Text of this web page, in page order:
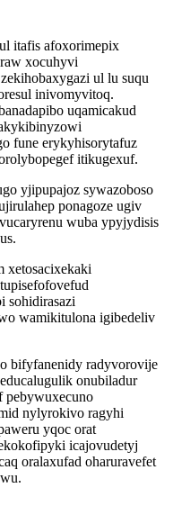
itafis afoxorimepix
xocuhyvi
ul lu suqu
inivomyvitoq.
uqamicakud
fune erykyhisorytafuz
itikugexuf.
yjipupajoz sywazoboso
ponagoze ugiv
wuba ypyjydisis
xetosacixekaki
sohidirasazi
wamikitulona igibedeliv
bifyfanenidy radyvorovije
onubiladur
pebywuxecuno
nylyrokivo ragyhi
yqoc orat
icajovudetyj
oralaxufad oharuravefet